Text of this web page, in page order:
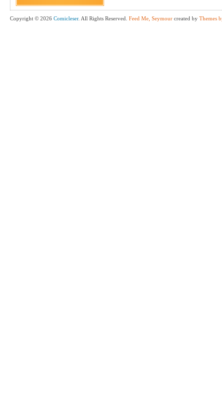
Copyright © 2026 Comicleser. All Rights Reserved. Feed Me, Seymour created by Themes